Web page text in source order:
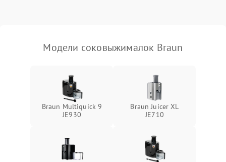
Модели соковыжималок Braun
Braun Multiquick 9
JE930
Braun Juicer XL
JE710